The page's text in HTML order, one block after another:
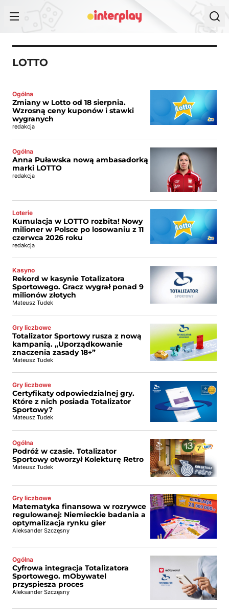
LOTTO
Ogólna
Zmiany w Lotto od 18 sierpnia.
Wzrosną ceny kuponów i stawki
wygranych
redakcja
Ogólna
Anna Puławska nową ambasadorką
marki LOTTO
redakcja
Loterie
Kumulacja w LOTTO rozbita! Nowy
milioner w Polsce po losowaniu z 11
czerwca 2026 roku
redakcja
Kasyno
Rekord w kasynie Totalizatora
Sportowego. Gracz wygrał ponad 9
milionów złotych
Mateusz Tudek
Gry liczbowe
Totalizator Sportowy rusza z nową
kampanią. „Uporządkowanie
znaczenia zasady 18+”
Mateusz Tudek
Gry liczbowe
Certyfikaty odpowiedzialnej gry.
Które z nich posiada Totalizator
Sportowy?
Mateusz Tudek
Ogólna
Podróż w czasie. Totalizator
Sportowy otworzył Kolekturę Retro
Mateusz Tudek
Gry liczbowe
Matematyka finansowa w rozrywce
regulowanej: Niemieckie badania a
optymalizacja rynku gier
Aleksander Szczęsny
Ogólna
Cyfrowa integracja Totalizatora
Sportowego. mObywatel
przyspiesza proces
Aleksander Szczęsny